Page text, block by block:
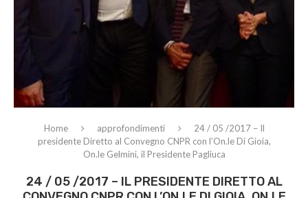
Home approfondimenti
24 / 05 /2017 – Il
presidente Diretto al Convegno CNPR con l’On.le Di Gioia,
On.le Gelmini, il Presidente Pagliuca
24 / 05 /2017 – IL PRESIDENTE DIRETTO AL